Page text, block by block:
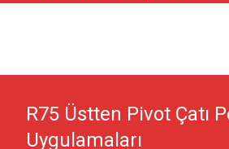
R75 Üstten Pivot Çatı
Uygulamaları